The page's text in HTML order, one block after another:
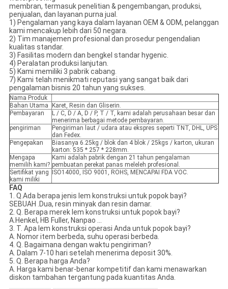
membran, termasuk penelitian & pengembangan, produksi,
penjualan, dan layanan purna jual.
1) Pengalaman yang kaya dalam layanan OEM & ODM, pelanggan
kami mencakup lebih dari 50 negara.
2) Tim manajemen profesional dan prosedur pengendalian
kualitas standar.
3) Fasilitas modern dan bengkel standar hygenic.
4) Peralatan produksi lanjutan.
5) Kami memiliki 3 pabrik cabang.
7) Kami telah menikmati reputasi yang sangat baik dari
pengalaman bisnis 20 tahun yang sukses.
Nama Produk
Bahan Utama
Karet, Resin dan Gliserin.
Pembayaran
L / C, D / A, D / P, T / T, kami adalah perusahaan besar dan
menerima berbagai metode pembayaran.
pengiriman
Pengiriman laut / udara atau ekspres seperti TNT, DHL, UPS
dan Fedex.
Pengepakan
Biasanya 6.25kg / blok dan 4 blok / 25kgs / karton, ukuran
karton: 535 * 257 * 228mm.
Mengapa
memilih kami?
Kami adalah pabrik dengan 21 tahun pengalaman
pembuatan perekat panas meleleh profesional.
Sertifikat yang
kami miliki
ISO14000, ISO 9001, ROHS, MENCAPAI FDA VOC.
FAQ
1. Q.Ada berapa jenis lem konstruksi untuk popok bayi?
SEBUAH .Dua, resin minyak dan resin damar.
2. Q. Berapa merek lem konstruksi untuk popok bayi?
A.Henkel, HB Fuller, Nanpao ...
3. T. Apa lem konstruksi operasi Anda untuk popok bayi?
A. Nomor item berbeda, suhu operasi berbeda.
4. Q. Bagaimana dengan waktu pengiriman?
A. Dalam 7-10 hari setelah menerima deposit 30%.
5. Q. Berapa harga Anda?
A. Harga kami benar-benar kompetitif dan kami menawarkan
diskon tambahan tergantung pada kuantitas Anda.